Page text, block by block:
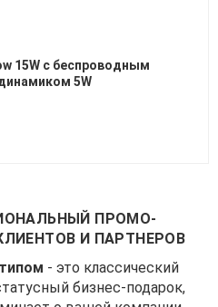
15W с беспроводным
5W
ПРОМО-
И ПАРТНЕРОВ
- это классический
бизнес-подарок,